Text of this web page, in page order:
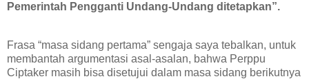
Pemerintah Pengganti Undang-Undang ditetapkan”.
Frasa “masa sidang pertama” sengaja saya tebalkan, untuk
membantah argumentasi asal-asalan, bahwa Perppu
Ciptaker masih bisa disetujui dalam masa sidang berikutnya